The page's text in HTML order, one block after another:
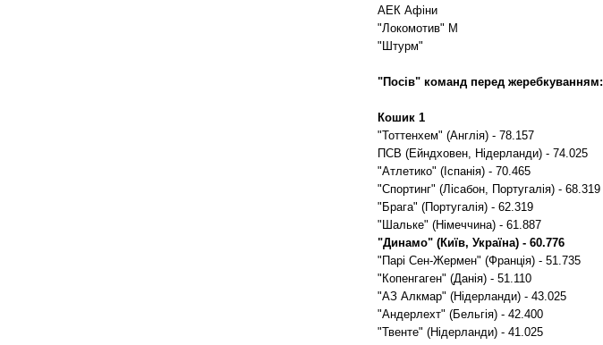
АЕК Афіни
"Локомотив" М
"Штурм"
"Посів" команд перед жеребкуванням:
Кошик 1
"Тоттенхем" (Англія) - 78.157
ПСВ (Ейндховен, Нідерланди) - 74.025
"Атлетико" (Іспанія) - 70.465
"Спортинг" (Лісабон, Португалія) - 68.319
"Брага" (Португалія) - 62.319
"Шальке" (Німеччина) - 61.887
"Динамо" (Київ, Україна) - 60.776
"Парі Сен-Жермен" (Франція) - 51.735
"Копенгаген" (Данія) - 51.110
"АЗ Алкмар" (Нідерланди) - 43.025
"Андерлехт" (Бельгія) - 42.400
"Твенте" (Нідерланди) - 41.025